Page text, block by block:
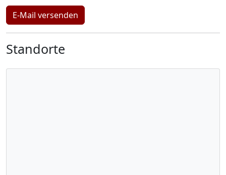
E-Mail versenden
Standorte